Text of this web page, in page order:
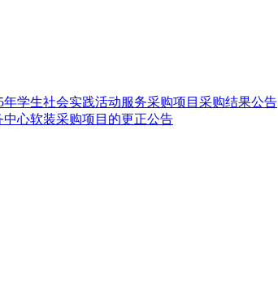
学生社会实践活动服务采购项目采购结果公告
心软装采购项目的更正公告